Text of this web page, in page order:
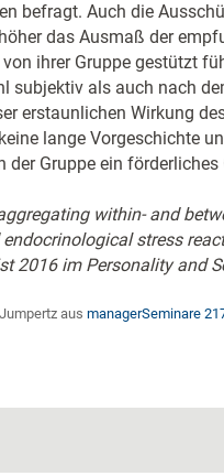
befragt. Auch die
das Ausmaß der
ihrer Gruppe gestützt
subjektiv als auch nach
erstaunlichen Wirkung
lange Vorgeschichte
der Gruppe ein
within- and
stress
2016 im Personality and
aus managerSeminare